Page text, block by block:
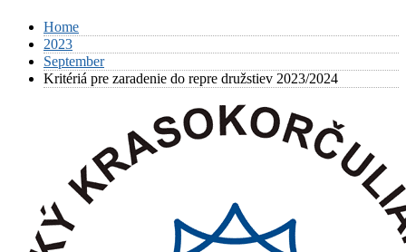
Home
2023
September
Kritériá pre zaradenie do repre družstiev 2023/2024